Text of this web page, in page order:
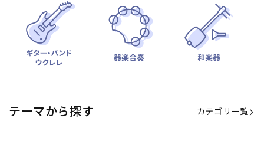
テーマから探す カテゴリ一覧